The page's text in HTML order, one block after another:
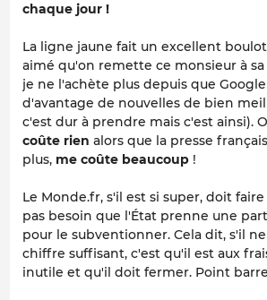
chaque jour !
La ligne jaune fait un excellent
aimé qu'on remette ce monsieur à sa
je ne l'achète plus depuis que
d'avantage de nouvelles de bien
c'est dur à prendre mais c'est ainsi).
coûte rien alors que la presse
plus, me coûte beaucoup !
Le Monde.fr, s'il est si super, doit
pas besoin que l'État prenne une
pour le subventionner. Cela dit, s'il
chiffre suffisant, c'est qu'il est aux
inutile et qu'il doit fermer. Point